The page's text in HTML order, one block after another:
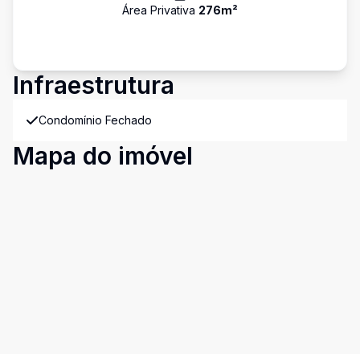
Área Privativa 276m²
Infraestrutura
Condomínio Fechado
Mapa do imóvel